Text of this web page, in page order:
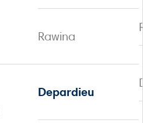
Rawina
Depardieu